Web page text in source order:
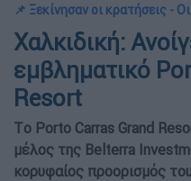
📌 Ξεκίνησαν οι κρατήσεις -
Χαλκιδική:
εμβληματικό
Resort
Tο Porto Carras Grand
μέλος της Belterra
κορυφαίος προορισμός